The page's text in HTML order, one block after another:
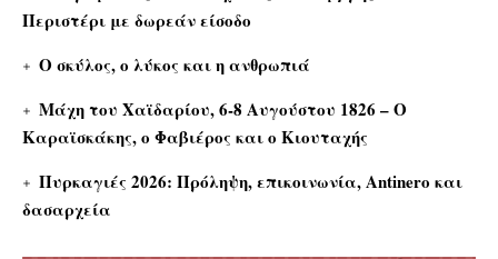
Περιστέρι με δωρεάν είσοδο
Ο σκύλος, ο λύκος και η ανθρωπιά
Μάχη του Χαϊδαρίου, 6-8 Αυγούστου 1826 – Ο
Καραϊσκάκης, ο Φαβιέρος και ο Κιουταχής
Πυρκαγιές 2026: Πρόληψη, επικοινωνία, Antinero και
δασαρχεία